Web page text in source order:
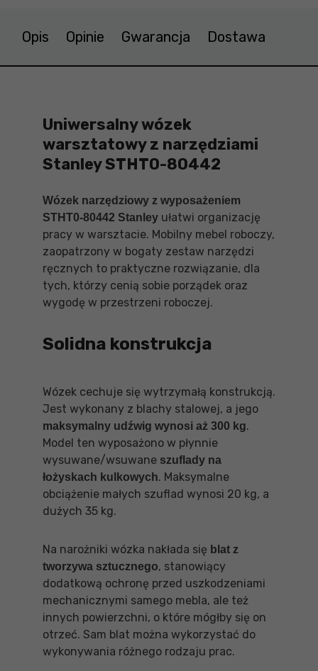
Opis Opinie Gwarancja Dostawa
Uniwersalny wózek
warsztatowy z narzędziami
Stanley STHT0-80442
Wózek narzędziowy z wyposażeniem
STHT0-80442 Stanley ułatwi organizację
pracy w warsztacie. Mobilny mebel roboczy,
zaopatrzony w bogaty zestaw narzędzi
ręcznych to praktyczne rozwiązanie, dla
tych, którzy cenią sobie porządek oraz
wygodę w przestrzeni roboczej.
Solidna konstrukcja
Wózek cechuje się wytrzymałą konstrukcją.
Jest wykonany z blachy stalowej, a jego
maksymalny udźwig wynosi aż 300 kg.
Model ten wyposażono w płynnie
wysuwane/wsuwane szuflady na
łożyskach kulkowych. Maksymalne
obciążenie małych szuflad wynosi 20 kg, a
dużych 35 kg.
Na narożniki wózka nakłada się blat z
tworzywa sztucznego, stanowiący
dodatkową ochronę przed uszkodzeniami
mechanicznymi samego mebla, ale też
innych powierzchni, o które mógłby się on
otrzeć. Sam blat można wykorzystać do
wykonywania różnego rodzaju prac.